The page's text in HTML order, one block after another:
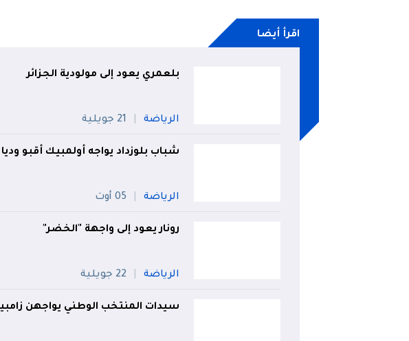
اقرأ أيضا
بلعمري يعود إلى مولودية الجزائر
الرياضة 21 جويلية
شباب بلوزداد يواجه أولمبيك أقبو
الرياضة 05 أوت
رونار يعود إلى واجهة "الخضر"
الرياضة 22 جويلية
سيدات المنتخب الوطني يواجهن